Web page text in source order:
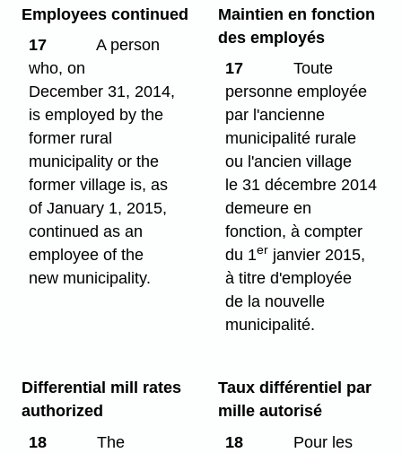
Employees continued
17
A person
who, on
December 31, 2014,
is employed by the
former rural
municipality or the
former village is, as
of January 1, 2015,
continued as an
employee of the
new municipality.
Maintien en fonction
des employés
17
Toute
personne employée
par l'ancienne
municipalité rurale
ou l'ancien village
le 31 décembre 2014
demeure en
fonction, à compter
du 1er janvier 2015,
à titre d'employée
de la nouvelle
municipalité.
Differential mill rates
authorized
18
The
Taux différentiel par
mille autorisé
18
Pour les